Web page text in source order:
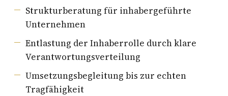
Strukturberatung für inhabergeführte
Unternehmen
Entlastung der Inhaberrolle durch klare
Verantwortungsverteilung
Umsetzungsbegleitung bis zur echten
Tragfähigkeit